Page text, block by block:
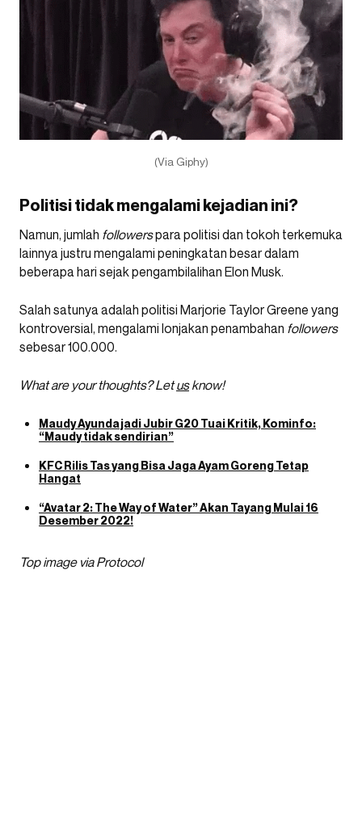
(Via Giphy)
Politisi tidak mengalami kejadian ini?
Namun, jumlah followerspara politisi dan tokoh terkemuka
lainnya justru mengalami peningkatan besar dalam
beberapa hari sejak pengambilalihan Elon Musk.
Salah satunya adalah politisi Marjorie Taylor Greene yang
kontroversial, mengalami lonjakan penambahan followers
sebesar 100.000.
What are your thoughts? Letusknow!
Maudy Ayunda jadi Jubir G20 Tuai Kritik, Kominfo:
“Maudy tidak sendirian”
KFC Rilis Tas yang Bisa Jaga Ayam Goreng Tetap
Hangat
“Avatar 2: The Way of Water” Akan Tayang Mulai 16
Desember 2022!
Top image via Protocol